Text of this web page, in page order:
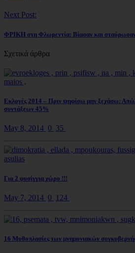
Next Post:
ΦΡΙΚΗ στη Φλωρεντία: Βίασαν και
Σχετικά άρθρα
Εκλογές 2014 – Πριν ψηφίσω μην ξεχάσω:
συντάξεων 45%
May 8, 2014 0 35
Για 2 φυσίγγια χώρο !!!
May 7, 2014 0 124
16 Μυθοπλασίες των μνημονιακών